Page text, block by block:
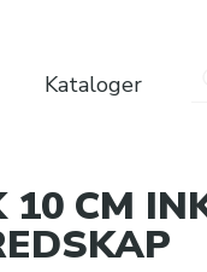
Kataloger
10 CM